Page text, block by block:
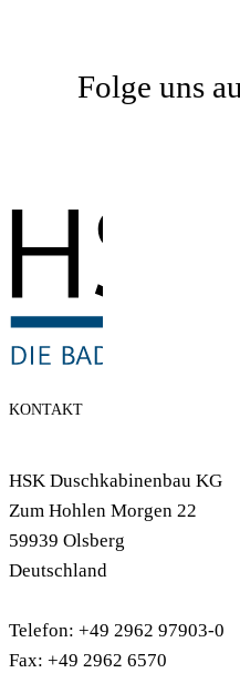
Folge uns
KONTAKT
HSK Duschkabinenbau KG
Zum Hohlen Morgen 22
59939 Olsberg
Deutschland
Telefon: +49 2962 97903-0
Fax: +49 2962 6570